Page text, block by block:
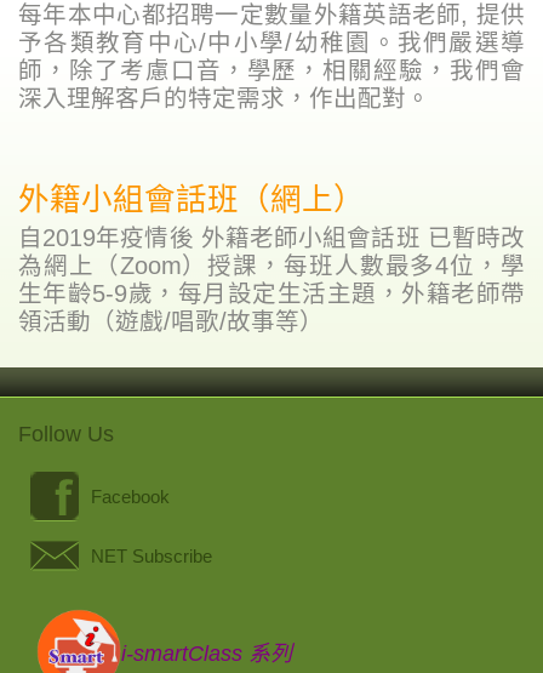
每年本中心都招聘一定數量外籍英語老師, 提供
予各類教育中心/中小學/幼稚園。我們嚴選導
師，除了考慮口音，學歷，相關經驗，我們會
深入理解客戶的特定需求，作出配對。
外籍小組會話班（網上）
自2019年疫情後 外籍老師小組會話班 已暫時改
為網上（Zoom）授課，每班人數最多4位，學
生年齡5-9歲，每月設定生活主題，外籍老師帶
領活動（遊戲/唱歌/故事等）
Follow Us
Facebook
NET Subscribe
i-smartClass 系列